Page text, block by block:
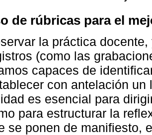
de rúbricas para el
la práctica
(como las
capaces de
con antelación
es esencial para
para estructurar la
se ponen de manifiesto,